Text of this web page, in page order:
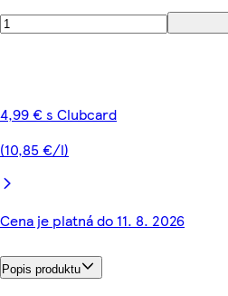
4,99 € s Clubcard
(10,85 €/l)
Cena je platná do 11. 8. 2026
Popis produktu